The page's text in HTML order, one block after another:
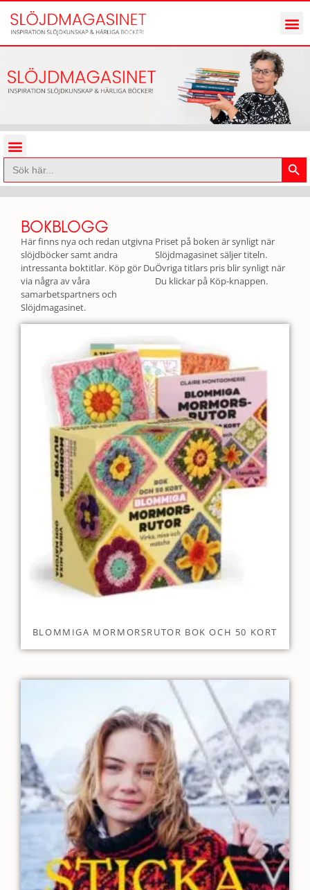
Sök
efter:
BOKBLOGG
Här finns nyaoch redan utgivna
slöjdböcker samt andra
intressanta boktitlar. Köp gör Du
via några av våra
samarbetspartners och
Slöjdmagasinet.
Priset på boken är synligt när
Slöjdmagasinet säljer titeln.
Övriga titlars pris blir synligt när
Du klickar på Köp-knappen.
BLOMMIGA MORMORSRUTOR BOK OCH 50 KORT